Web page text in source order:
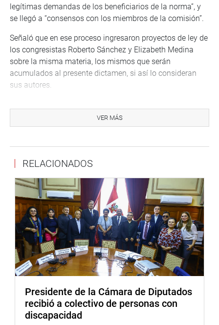
legítimas demandas de los beneficiarios de la norma”, y
se llegó a “consensos con los miembros de la comisión”.
Señaló que en ese proceso ingresaron proyectos de ley de
los congresistas Roberto Sánchez y Elizabeth Medina
sobre la misma materia, los mismos que serán
acumulados al presente dictamen, si así lo consideran
sus autores.
(APP) indicó que esta propuesta pretende regular una
situación de hecho, y que el registro que realiza el
precise, simplemente, que “la ley es aplicable a las ollas
Mientras, Roberto Sánchez Palomino (JP) sugirió que las
ollas comunes deben persistir cuando ocurran crisis de
provisión de insumos o alimentos, o cuando situaciones
adversas en materia económica afecten su
funcionamiento y se pueda declarar la emergencia
alimentaria, lo que permitirá efectuar modificaciones
presupuestales.
comunes. En ese sentido, las congresistas Digna Calle
Lobatón (PP), Kira Alcarraz Agüero (SP) y Norma Yarrow
Lumbreras (Avanza País), solicitaron que su carácter sea
VER MÁS
RELACIONADOS
Presidente de la Cámara de Diputados
recibió a colectivo de personas con
discapacidad